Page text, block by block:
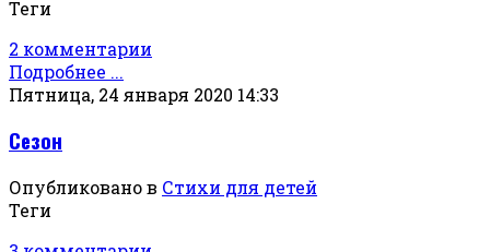
Теги
2 комментарии
Подробнее ...
Пятница, 24 января 2020 14:33
Сезон
Опубликовано в Стихи для детей
Теги